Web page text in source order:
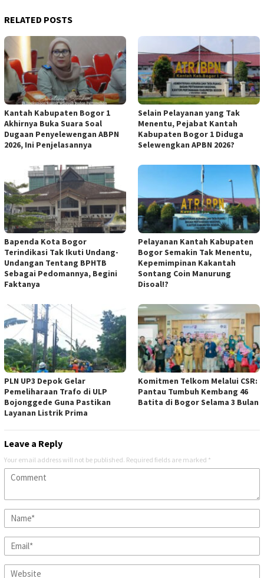
RELATED POSTS
Kantah Kabupaten Bogor 1
Akhirnya Buka Suara Soal
Dugaan Penyelewengan ABPN
2026, Ini Penjelasannya
Selain Pelayanan yang Tak
Menentu, Pejabat Kantah
Kabupaten Bogor 1 Diduga
Selewengkan APBN 2026?
Bapenda Kota Bogor
Terindikasi Tak Ikuti Undang-
Undangan Tentang BPHTB
Sebagai Pedomannya, Begini
Faktanya
Pelayanan Kantah Kabupaten
Bogor Semakin Tak Menentu,
Kepemimpinan Kakantah
Sontang Coin Manurung
Disoal!?
PLN UP3 Depok Gelar
Pemeliharaan Trafo di ULP
Bojonggede Guna Pastikan
Layanan Listrik Prima
Komitmen Telkom Melalui CSR:
Pantau Tumbuh Kembang 46
Batita di Bogor Selama 3 Bulan
Leave a Reply
Your email address will not be published. Required fields are marked *